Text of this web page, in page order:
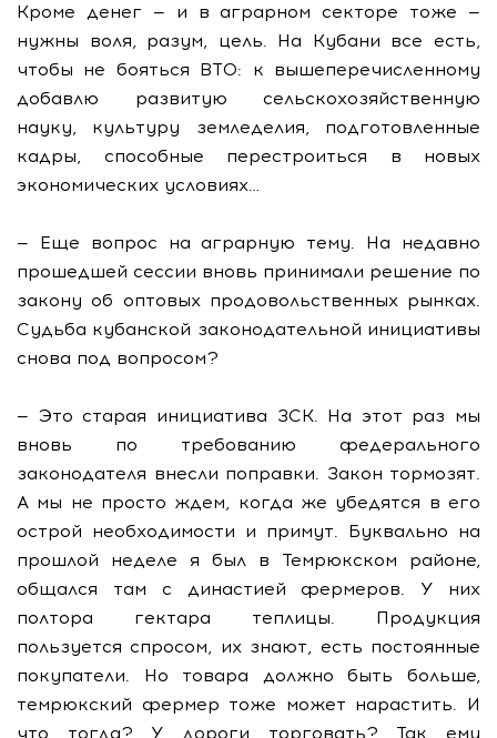
Кроме денег — и в аграрном секторе тоже —
нужны воля, разум, цель. На Кубани все есть,
чтобы не бояться ВТО: к вышеперечисленному
добавлю развитую сельскохозяйственную
науку, культуру земледелия, подготовленные
кадры, способные перестроиться в новых
экономических условиях…
— Еще вопрос на аграрную тему. На недавно
прошедшей сессии вновь принимали решение по
закону об оптовых продовольственных рынках.
Судьба кубанской законодательной инициативы
снова под вопросом?
— Это старая инициатива ЗСК. На этот раз мы
вновь по требованию федерального
законодателя внесли поправки. Закон тормозят.
А мы не просто ждем, когда же убедятся в его
острой необходимости и примут. Буквально на
прошлой неделе я был в Темрюкском районе,
общался там с династией фермеров. У них
полтора гектара теплицы. Продукция
пользуется спросом, их знают, есть постоянные
покупатели. Но товара должно быть больше,
темрюкский фермер тоже может нарастить. И
что тогда? У дороги торговать? Так ему